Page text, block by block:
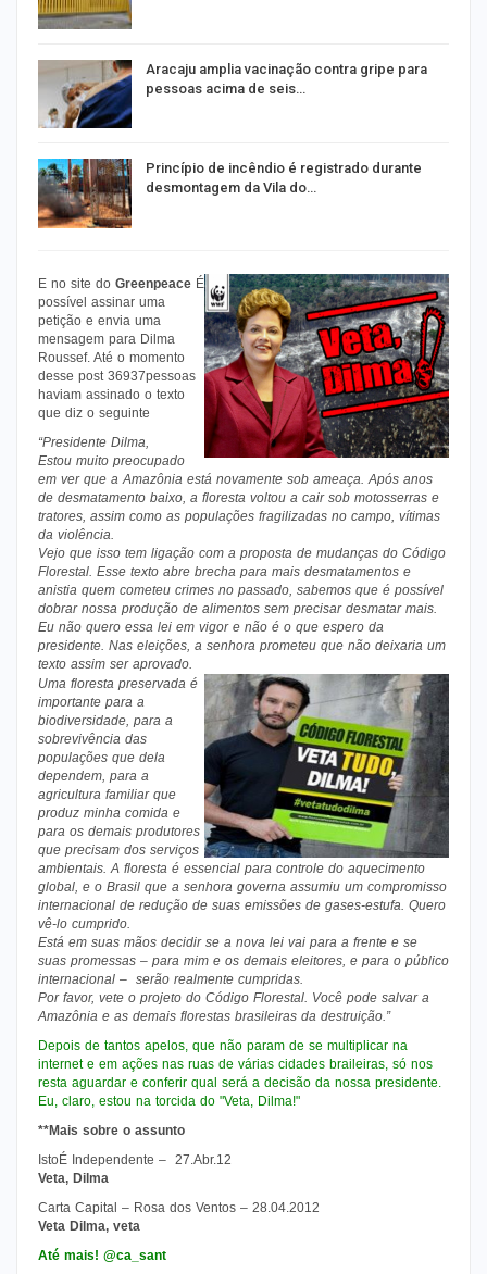
Aracaju amplia vacinação contra gripe para
pessoas acima de seis…
Princípio de incêndio é registrado durante
desmontagem da Vila do…
E no site do Greenpeace É
possível assinar uma
petição e envia uma
mensagem para Dilma
Roussef. Até o momento
desse post 36937pessoas
haviam assinado o texto
que diz o seguinte
“Presidente Dilma,
Estou muito preocupado
em ver que a Amazônia está novamente sob ameaça. Após anos
de desmatamento baixo, a floresta voltou a cair sob motosserras e
tratores, assim como as populações fragilizadas no campo, vítimas
da violência.
Vejo que isso tem ligação com a proposta de mudanças do Código
Florestal. Esse texto abre brecha para mais desmatamentos e
anistia quem cometeu crimes no passado, sabemos que é possível
dobrar nossa produção de alimentos sem precisar desmatar mais.
Eu não quero essa lei em vigor e não é o que espero da
presidente. Nas eleições, a senhora prometeu que não deixaria um
texto assim ser aprovado.
Uma floresta preservada é
importante para a
biodiversidade, para a
sobrevivência das
populações que dela
dependem, para a
agricultura familiar que
produz minha comida e
para os demais produtores
que precisam dos serviços
ambientais. A floresta é essencial para controle do aquecimento
global, e o Brasil que a senhora governa assumiu um compromisso
internacional de redução de suas emissões de gases-estufa. Quero
vê-lo cumprido.
Está em suas mãos decidir se a nova lei vai para a frente e se
suas promessas – para mim e os demais eleitores, e para o público
internacional – serão realmente cumpridas.
Por favor, vete o projeto do Código Florestal. Você pode salvar a
Amazônia e as demais florestas brasileiras da destruição.”
Depois de tantos apelos, que não param de se multiplicar na
internet e em ações nas ruas de várias cidades braileiras, só nos
resta aguardar e conferir qual será a decisão da nossa presidente.
Eu, claro, estou na torcida do "Veta, Dilma!"
**Mais sobre o assunto
IstoÉ Independente – 27.Abr.12
Veta, Dilma
Carta Capital – Rosa dos Ventos – 28.04.2012
Veta Dilma, veta
Até mais! @ca_sant